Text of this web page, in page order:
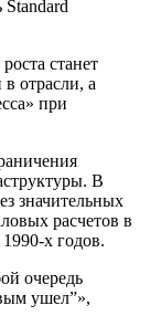
Standard
станет
отрасли, а
при
В
значительных
расчетов в
х годов.
очередь
ушел”»,